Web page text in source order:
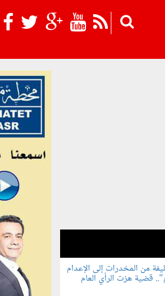
من المخدرات إلى الإعدام
قضية هزت الرأي العام